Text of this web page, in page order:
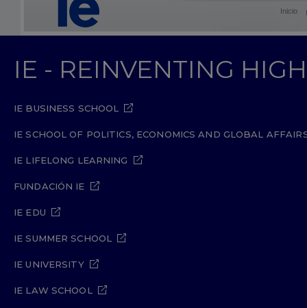
Inicio
IE - REINVENTING
IE BUSINESS SCHOOL
IE SCHOOL OF POLITICS, ECONOMICS AND GLOBAL
IE LIFELONG LEARNING
FUNDACIÓN IE
IE EDU
IE SUMMER SCHOOL
IE UNIVERSITY
IE LAW SCHOOL